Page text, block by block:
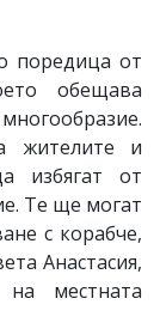
поредица от
обещава
жителите и
избягат от
Те ще могат
с корабче,
Анастасия,
на местната